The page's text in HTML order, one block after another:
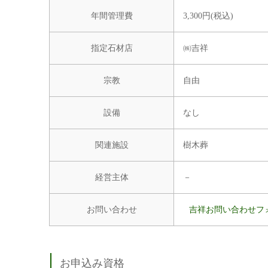
年間管理費 3,300円(税込)
指定石材店 ㈱吉祥
宗教 自由
設備 なし
関連施設 樹木葬
経営主体 －
お問い合わせ 吉祥お問い合わせフ
お申込み資格